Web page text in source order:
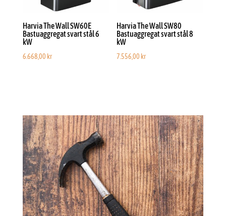
Harvia The Wall SW60E
Bastuaggregat svart stål 6
kW
6.668,00 kr
Harvia The Wall SW80
Bastuaggregat svart stål 8
kW
7.556,00 kr